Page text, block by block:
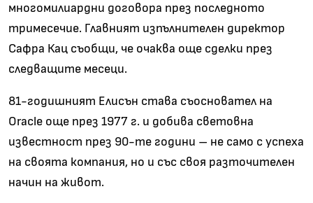
многомилиардни договора през последното
тримесечие. Главният изпълнителен директор
Сафра Кац съобщи, че очаква още сделки през
следващите месеци.
81-годишният Елисън става съосновател на
Oracle още през 1977 г. и добива световна
известност през 90-те години – не само с успеха
на своята компания, но и със своя разточителен
начин на живот.